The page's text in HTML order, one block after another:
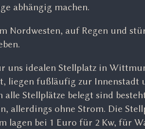
abhängig machen.
Nordwesten, auf Regen und
uns idealen Stellplatz in
liegen fußläufig zur Innenstadt
Stellplätze belegt sind
allerdings ohne Strom. Die
lagen bei 1 Euro für 2 Kw, für